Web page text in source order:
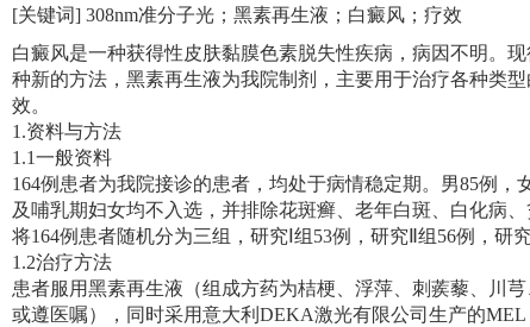
[关键词] 308nm准分子光；黑素再生液；白癜风；疗效
白癜风是一种获得性皮肤黏膜色素脱失性疾病，病因不明。
种新的方法，黑素再生液为我院制剂，主要用于治疗各种类
效。
1.资料与方法
1.1一般资料
164例患者为我院接诊的患者，均处于病情稳定期。男85例
及哺乳期妇女均不入选，并排除花斑癣、老年白斑、白化病、
将164例患者随机分为三组，研究Ⅰ组53例，研究Ⅱ组56例，研
1.2治疗方法
患者服用黑素再生液（组成方药为桔梗、浮萍、刺蒺藜、川
或遵医嘱），同时采用意大利DEKA激光有限公司生产的MEL